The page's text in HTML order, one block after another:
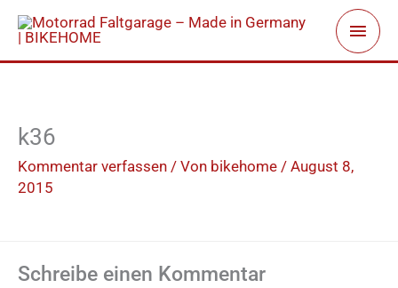
Zum
Inhalt
springen
k36
Kommentar verfassen / Von bikehome / August 8,
2015
Schreibe einen Kommentar